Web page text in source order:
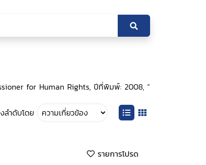
for Human Rights, ปีที่พิมพ์: 2008, ”
ลำดับโดย
รายการโปรด